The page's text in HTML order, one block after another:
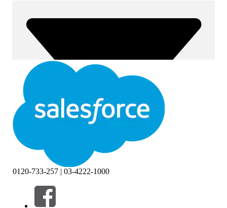
絞り込み条件 (0)
0120-733-257 | 03-4222-1000